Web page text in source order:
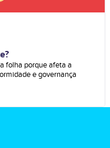
folha porque afeta a
e governança